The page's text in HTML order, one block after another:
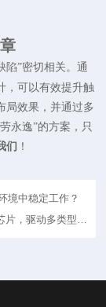
陷”密切相关。通
，可以有效提升触
局效果，并通过多
永逸”的方案，只
们 ！
境中稳定工作？
，驱动多类型电